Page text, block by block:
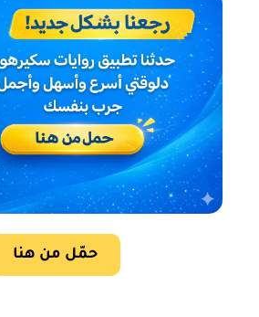
حمّل من هنا